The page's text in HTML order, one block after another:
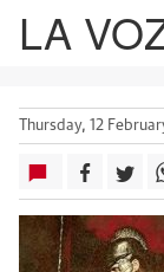
LA
Thursday, 12